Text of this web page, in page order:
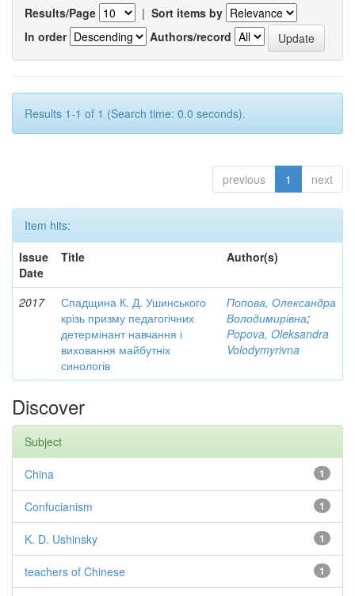
Results/Page | Sort items by
In order
Authors/record
Results 1-1 of 1 (Search time: 0.0 seconds).
previous 1 next
Item hits:
Issue
Date
Title Author(s)
2017
Спадщина К. Д. Ушинського
крізь призму педагогічних
детермінант навчання і
виховання майбутніх
синологів
Попова, Олександра
Володимирівна;
Popova, Oleksandra
Volodymyrivna
Discover
Subject
1
China
1
Confucianism
1
K. D. Ushinsky
1
teachers of Chinese